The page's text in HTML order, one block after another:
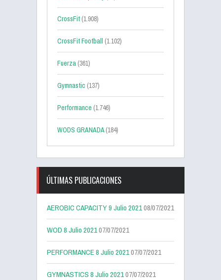
CrossFit (1.908)
CrossFit Football (1.102)
Fuerza (361)
Gymnastic (137)
Performance (1.746)
WODS GRANADA(184)
ÚLTIMAS PUBLICACIONES
AEROBIC CAPACITY 9 Julio 202108/07/2021
WOD 8 Julio 202107/07/2021
PERFORMANCE 8 Julio 202107/07/2021
GYMNASTICS 8 Julio 202107/07/2021